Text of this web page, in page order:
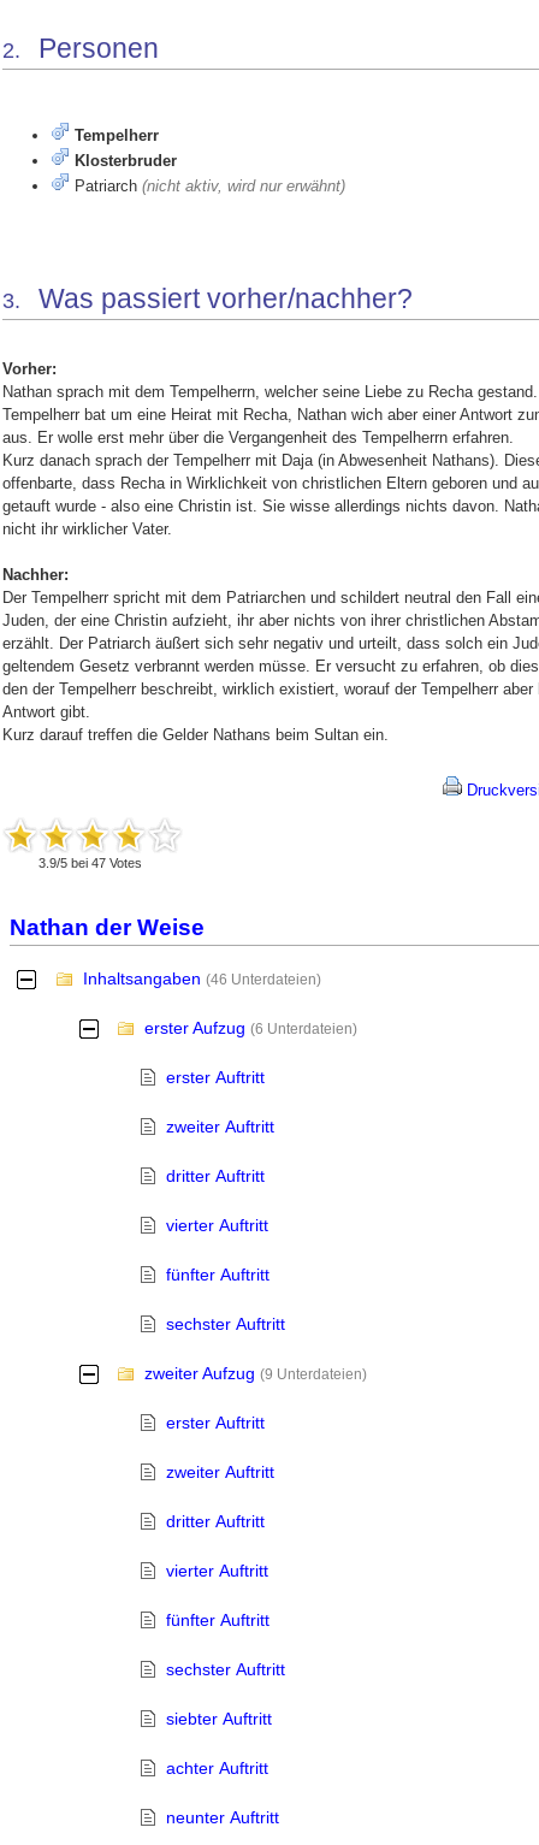
2. Personen
Tempelherr
Klosterbruder
Patriarch (nicht aktiv, wird nur erwähnt)
3. Was passiert vorher/nachher?
Vorher:
Nathan sprach mit dem Tempelherrn, welcher seine Liebe zu Recha
Tempelherr bat um eine Heirat mit Recha, Nathan wich aber einer Antwort
aus. Er wolle erst mehr über die Vergangenheit des Tempelherrn erfahren.
Kurz danach sprach der Tempelherr mit Daja (in Abwesenheit Nathans).
offenbarte, dass Recha in Wirklichkeit von christlichen Eltern geboren und
getauft wurde - also eine Christin ist. Sie wisse allerdings nichts davon.
nicht ihr wirklicher Vater.
Nachher:
Der Tempelherr spricht mit dem Patriarchen und schildert neutral den Fall
Juden, der eine Christin aufzieht, ihr aber nichts von ihrer christlichen
erzählt. Der Patriarch äußert sich sehr negativ und urteilt, dass solch ein
geltendem Gesetz verbrannt werden müsse. Er versucht zu erfahren, ob
den der Tempelherr beschreibt, wirklich existiert, worauf der Tempelherr aber
Antwort gibt.
Kurz darauf treffen die Gelder Nathans beim Sultan ein.
3.9/5 bei 47 Votes
Nathan der Weise
- Inhaltsangaben (46 Unterdateien)
- erster Aufzug (6 Unterdateien)
erster Auftritt
zweiter Auftritt
dritter Auftritt
vierter Auftritt
fünfter Auftritt
sechster Auftritt
- zweiter Aufzug (9 Unterdateien)
erster Auftritt
zweiter Auftritt
dritter Auftritt
vierter Auftritt
fünfter Auftritt
sechster Auftritt
siebter Auftritt
achter Auftritt
neunter Auftritt